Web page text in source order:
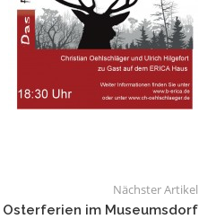
Nächster Artikel
Osterferien im Museumsdorf